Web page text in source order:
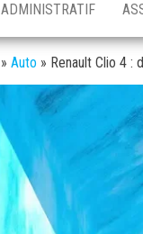
ADMINISTRATIF
» Auto » Renault Clio 4 :